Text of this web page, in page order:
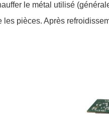
le métal utilisé
les pièces. Après